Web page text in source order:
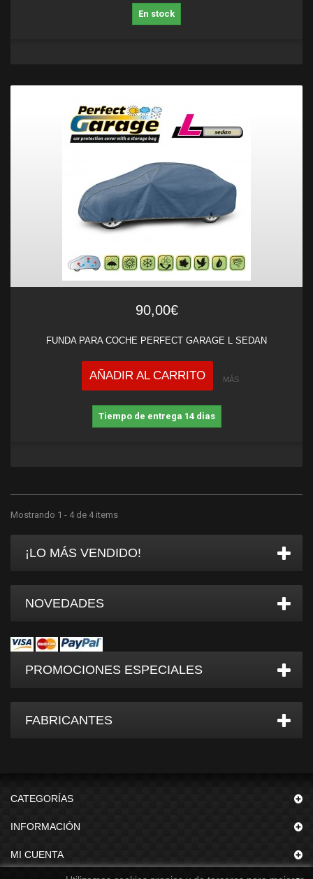
En stock
90,00€
FUNDA PARA COCHE PERFECT GARAGE L SEDAN
AÑADIR AL CARRITO MÁS
Tiempo de entrega 14 dias
Mostrando 1 - 4 de 4 items
¡LO MÁS VENDIDO!
NOVEDADES
PROMOCIONES ESPECIALES
FABRICANTES
CATEGORÍAS
INFORMACIÓN
MI CUENTA